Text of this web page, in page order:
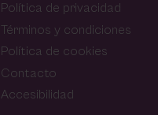
Política de privacidad
Términos y condiciones
Política de cookies
Contacto
Accesibilidad